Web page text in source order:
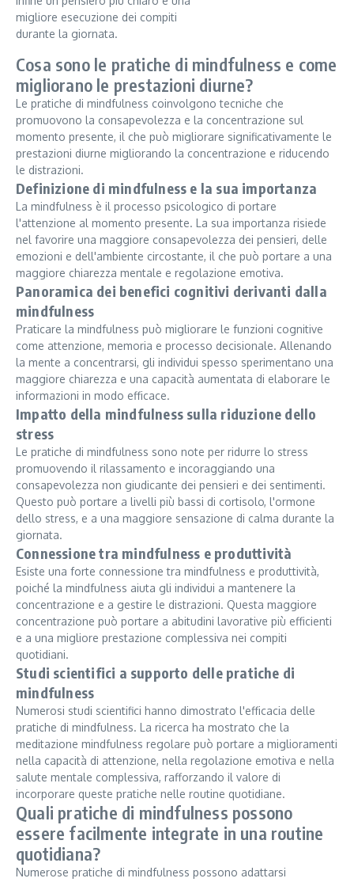
migliore esecuzione dei compiti
durante la giornata.
Cosa sono le pratiche di mindfulness e come
migliorano le prestazioni diurne?
Le pratiche di mindfulness coinvolgono tecniche che
promuovono la consapevolezza e la concentrazione sul
momento presente, il che può migliorare significativamente le
prestazioni diurne migliorando la concentrazione e riducendo
le distrazioni.
Definizione di mindfulness e la sua importanza
La mindfulness è il processo psicologico di portare
l'attenzione al momento presente. La sua importanza risiede
nel favorire una maggiore consapevolezza dei pensieri, delle
emozioni e dell'ambiente circostante, il che può portare a una
maggiore chiarezza mentale e regolazione emotiva.
Panoramica dei benefici cognitivi derivanti dalla
mindfulness
Praticare la mindfulness può migliorare le funzioni cognitive
come attenzione, memoria e processo decisionale. Allenando
la mente a concentrarsi, gli individui spesso sperimentano una
maggiore chiarezza e una capacità aumentata di elaborare le
informazioni in modo efficace.
Impatto della mindfulness sulla riduzione dello
stress
Le pratiche di mindfulness sono note per ridurre lo stress
promuovendo il rilassamento e incoraggiando una
consapevolezza non giudicante dei pensieri e dei sentimenti.
Questo può portare a livelli più bassi di cortisolo, l'ormone
dello stress, e a una maggiore sensazione di calma durante la
giornata.
Connessione tra mindfulness e produttività
Esiste una forte connessione tra mindfulness e produttività,
poiché la mindfulness aiuta gli individui a mantenere la
concentrazione e a gestire le distrazioni. Questa maggiore
concentrazione può portare a abitudini lavorative più efficienti
e a una migliore prestazione complessiva nei compiti
quotidiani.
Studi scientifici a supporto delle pratiche di
mindfulness
Numerosi studi scientifici hanno dimostrato l'efficacia delle
pratiche di mindfulness. La ricerca ha mostrato che la
meditazione mindfulness regolare può portare a miglioramenti
nella capacità di attenzione, nella regolazione emotiva e nella
salute mentale complessiva, rafforzando il valore di
incorporare queste pratiche nelle routine quotidiane.
Quali pratiche di mindfulness possono
essere facilmente integrate in una routine
quotidiana?
Numerose pratiche di mindfulness possono adattarsi